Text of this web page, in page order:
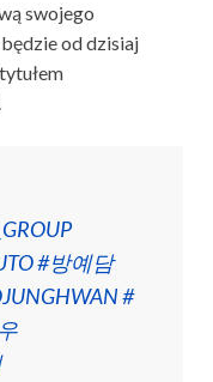
swojego
od dzisiaj
#방예담
#